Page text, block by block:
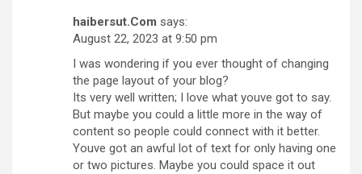
haibersut.Com says:
August 22, 2023 at 9:50 pm
I was wondering if you ever thought of changing
the page layout of your blog?
Its very well written; I love what youve got to say.
But maybe you could a little more in the way of
content so people could connect with it better.
Youve got an awful lot of text for only having one
or two pictures. Maybe you could space it out